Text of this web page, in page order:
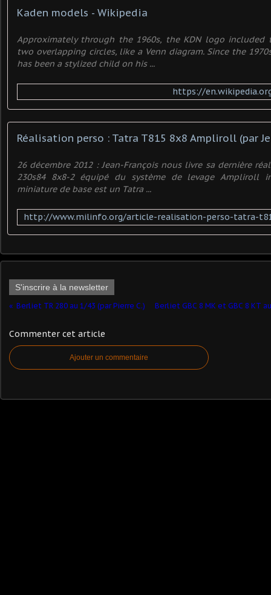
Kaden models - Wikipedia
Approximately through the 1960s, the KDN logo
two overlapping circles, like a Venn diagram. Since the
has been a stylized child on his ...
https://
Réalisation perso : Tatra T815 8x8 Ampliroll (par
26 décembre 2012 : Jean-François nous livre sa dernière
230s84 8x8-2 équipé du système de levage Ampliroll
miniature de base est un Tatra ...
S'inscrire à la newsletter
Berliet TR 280 au 1/43 (par Pierre C.) Berliet GBC 8 MK et GBC 8 KT
Commenter cet article
Ajouter un commentaire